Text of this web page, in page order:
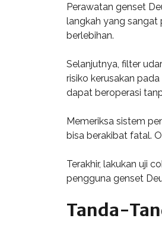
Perawatan genset
langkah yang sangat
berlebihan.
Selanjutnya, filter
risiko kerusakan
dapat beroperasi
Memeriksa sistem
bisa berakibat fatal.
Terakhir, lakukan uji
pengguna genset
Tanda-